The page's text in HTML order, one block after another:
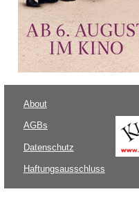
About
AGBs
Datenschutz
Haftungsausschluss